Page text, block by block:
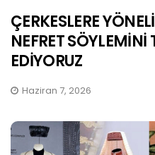
ÇERKESLERE
NEFRET SÖYLEMİNİ
EDİYORUZ
Haziran 7, 2026